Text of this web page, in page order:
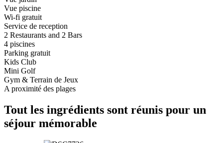
Vue piscine
Wi-fi gratuit
Service de reception
2 Restaurants and 2 Bars
4 piscines
Parking gratuit
Kids Club
Mini Golf
Gym & Terrain de Jeux
A proximité des plages
Tout les ingrédients sont réunis pour un
séjour mémorable